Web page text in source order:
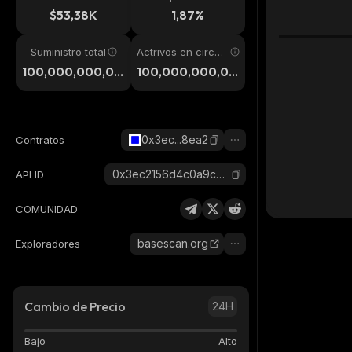
$53,38K 1,87%
Suministro total
100,000,000,00
0
Actrivos en circul
ación
100,000,000,00
0
Contratos 0x3ec...8ea2
API ID 0x3ec2156d4c0a9cbdab4a016633b7bcf6a8d68ea2_base
COMUNIDAD
Exploradores basescan.org
Cambio de Precio 24H
Bajo Alto